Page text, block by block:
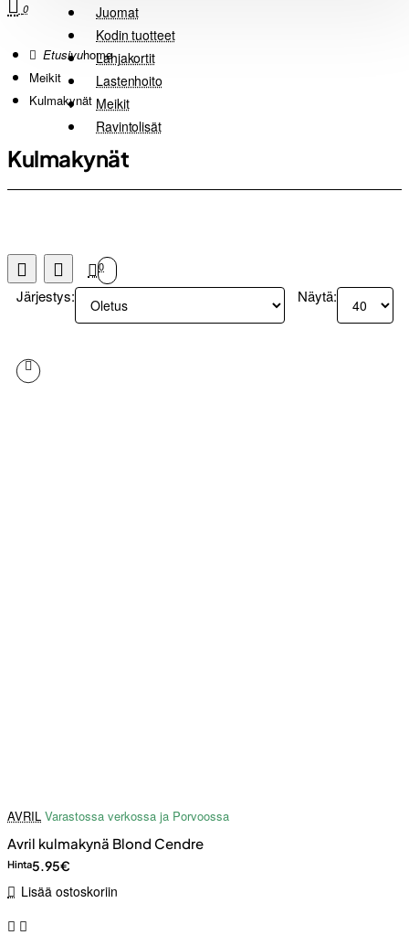
Juomat
Kodin tuotteet
Lahjakortit
Lastenhoito
Meikit
Ravintolisät
0
home
Meikit
Kulmakynät
Kulmakynät
0
Järjestys: Näytä:
AVRIL Varastossa verkossa ja Porvoossa
Avril kulmakynä Blond Cendre
Hinta5.95€
Lisää ostoskoriin